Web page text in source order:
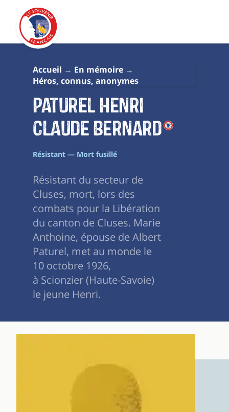
Accueil
En mémoire
Héros, connus, anonymes
Paturel Henri
Claude Bernard
Résistant — Mort fusillé
Résistant du secteur de
Cluses, mort, lors des
combats pour la Libération
du canton de Cluses. Marie
Anthoine, épouse de Albert
Paturel, met au monde le
10 octobre 1926,
à Scionzier (Haute-Savoie)
le jeune Henri.